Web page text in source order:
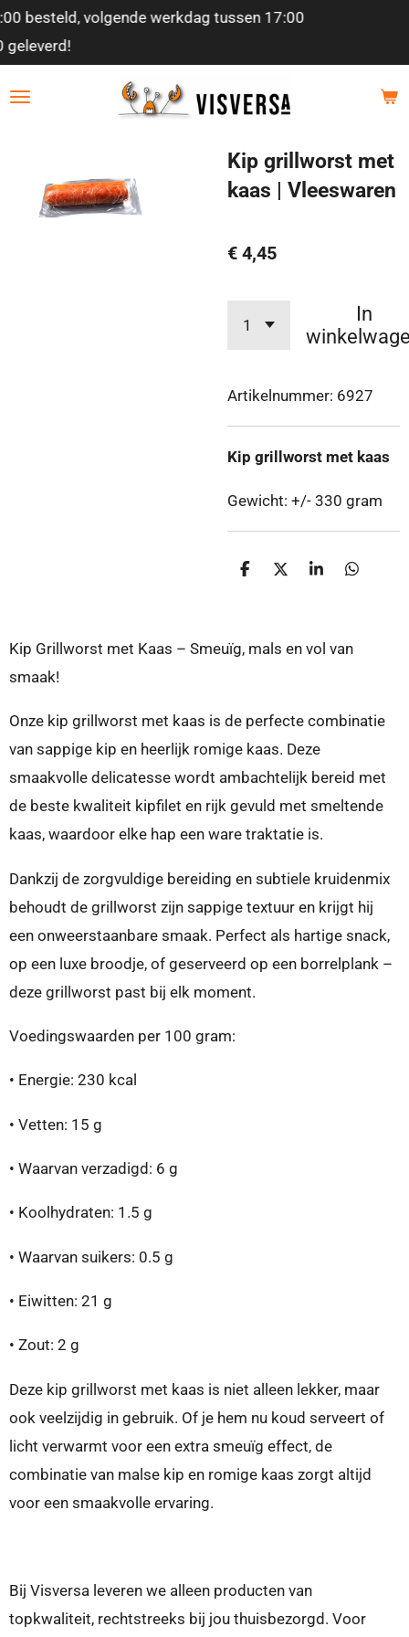
Ga
direct
de
Beste kwaliteit garantie!
Kip grillworst met
kaas | Vleeswaren
€ 4,45
In
Artikelnummer: 6927
Kip grillworst met kaas
Gewicht: +/- 330 gram
D
n
D
S
e
D
n
Kip Grillworst met Kaas – Smeuïg, mals en vol van
smaak!
Onze kip grillworst met kaas is de perfecte combinatie
van sappige kip en heerlijk romige kaas. Deze
smaakvolle delicatesse wordt ambachtelijk bereid met
de beste kwaliteit kipfilet en rijk gevuld met smeltende
kaas, waardoor elke hap een ware traktatie is.
Dankzij de zorgvuldige bereiding en subtiele kruidenmix
behoudt de grillworst zijn sappige textuur en krijgt hij
een onweerstaanbare smaak. Perfect als hartige snack,
op een luxe broodje, of geserveerd op een borrelplank –
deze grillworst past bij elk moment.
Voedingswaarden per 100 gram:
• Energie: 230 kcal
• Vetten: 15 g
• Waarvan verzadigd: 6 g
• Koolhydraten: 1.5 g
• Waarvan suikers: 0.5 g
• Eiwitten: 21 g
• Zout: 2 g
Deze kip grillworst met kaas is niet alleen lekker, maar
ook veelzijdig in gebruik. Of je hem nu koud serveert of
licht verwarmt voor een extra smeuïg effect, de
combinatie van malse kip en romige kaas zorgt altijd
voor een smaakvolle ervaring.
Bij Visversa leveren we alleen producten van
topkwaliteit, rechtstreeks bij jou thuisbezorgd. Voor